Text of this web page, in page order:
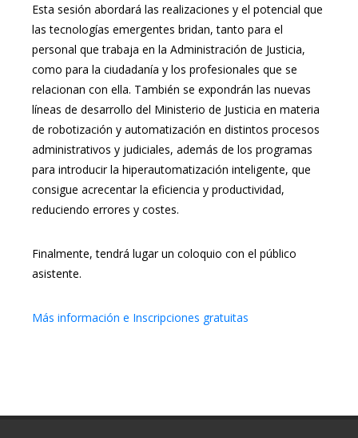
Esta sesión abordará las realizaciones y el potencial que
las tecnologías emergentes bridan, tanto para el
personal que trabaja en la Administración de Justicia,
como para la ciudadanía y los profesionales que se
relacionan con ella. También se expondrán las nuevas
líneas de desarrollo del Ministerio de Justicia en materia
de robotización y automatización en distintos procesos
administrativos y judiciales, además de los programas
para introducir la hiperautomatización inteligente, que
consigue acrecentar la eficiencia y productividad,
reduciendo errores y costes.
Finalmente, tendrá lugar un coloquio con el público
asistente.
Más información e Inscripciones gratuitas